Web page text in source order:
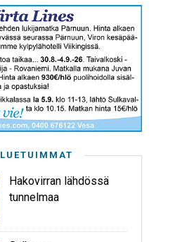
LUETUIMMAT
Hakovirran lähdössä
tunnelmaa